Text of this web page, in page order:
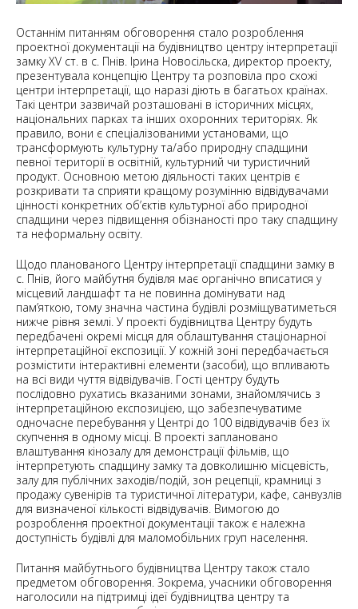
Останнім питанням обговорення стало розроблення
проектної документації на будівництво центру інтерпретації
замку XV ст. в с. Пнів. Ірина Новосільска, директор проекту,
презентувала концепцію Центру та розповіла про схожі
центри інтерпретації, що наразі діють в багатьох країнах.
Такі центри зазвичай розташовані в історичних місцях,
національних парках та інших охоронних територіях. Як
правило, вони є спеціалізованими установами, що
трансформують культурну та/або природну спадщини
певної території в освітній, культурний чи туристичний
продукт. Основною метою діяльності таких центрів є
розкривати та сприяти кращому розумінню відвідувачами
цінності конкретних об’єктів культурної або природної
спадщини через підвищення обізнаності про таку спадщину
та неформальну освіту.
Щодо планованого Центру інтерпретації спадщини замку в
с. Пнів, його майбутня будівля має органічно вписатися у
місцевий ландшафт та не повинна домінувати над
пам’яткою, тому значна частина будівлі розміщуватиметься
нижче рівня землі. У проекті будівництва Центру будуть
передбачені окремі місця для облаштування стаціонарної
інтерпретаційної експозиції. У кожній зоні передбачається
розмістити інтерактивні елементи (засоби), що впливають
на всі види чуття відвідувачів. Гості центру будуть
послідовно рухатись вказаними зонами, знайомлячись з
інтерпретаційною експозицією, що забезпечуватиме
одночасне перебування у Центрі до 100 відвідувачів без їх
скупчення в одному місці. В проекті заплановано
влаштування кінозалу для демонстрації фільмів, що
інтерпретують спадщину замку та довколишню місцевість,
залу для публічних заходів/подій, зон рецепції, крамниці з
продажу сувенірів та туристичної літератури, кафе, санвузлів
для визначеної кількості відвідувачів. Вимогою до
розроблення проектної документації також є належна
доступність будівлі для маломобільних груп населення.
Питання майбутнього будівництва Центру також стало
предметом обговорення. Зокрема, учасники обговорення
наголосили на підтримці ідеї будівництва центру та